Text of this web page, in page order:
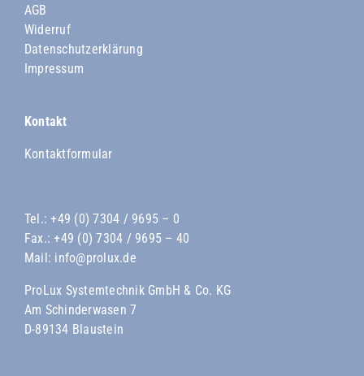
AGB
Widerruf
Datenschutzerklärung
Impressum
Kontakt
Kontaktformular
Tel.:+49 (0) 7304 / 9695 – 0
Fax.: +49 (0) 7304 / 9695 – 40
Mail: info@prolux.de
ProLux Systemtechnik GmbH & Co. KG
Am Schinderwasen 7
D-89134 Blaustein